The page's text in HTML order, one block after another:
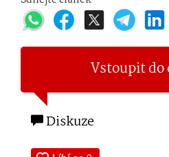
Vstoupit do
Diskuze